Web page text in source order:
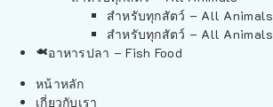
สำหรับทุกสัตว์ – All Animals
สำหรับทุกสัตว์ – All Animals
อาหารปลา – Fish Food
หน้าหลัก
เกี่ยวกับเรา